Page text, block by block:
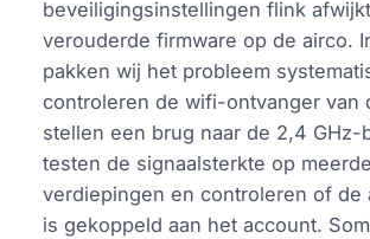
beveiligingsinstellingen flink
verouderde firmware op de airco.
pakken wij het probleem
controleren de wifi-ontvanger van
stellen een brug naar de 2,4 GHz-
testen de signaalsterkte op
verdiepingen en controleren of de
is gekoppeld aan het account.